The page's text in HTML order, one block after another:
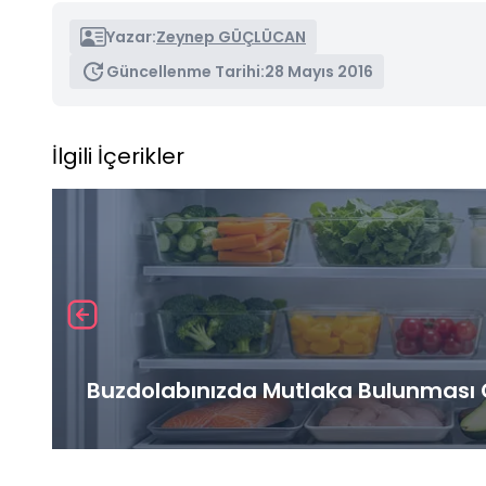
Yazar:Zeynep GÜÇLÜCAN
Güncellenme Tarihi:28 Mayıs 2016
İlgili İçerikler
Buzdolabınızda Mutlaka Bulunması